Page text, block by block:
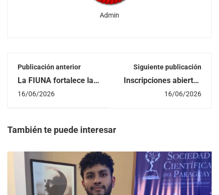
Admin
Publicación anterior
La FIUNA fortalece la
formación tecnológica
de sus futuros
16/06/2026
Siguiente publicación
Inscripciones abiertas
al curso de Inglés 2do
Ciclo 2026
16/06/2026
También te puede interesar